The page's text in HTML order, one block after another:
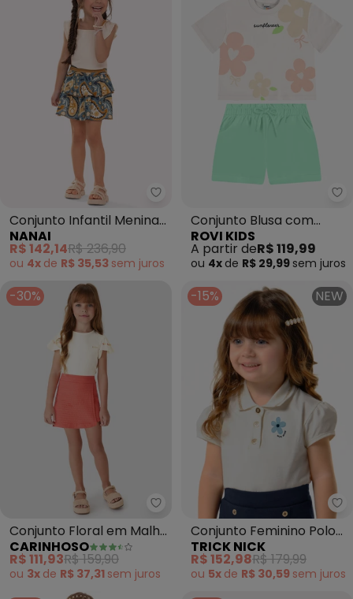
Nanai - Conjunto Infantil
Conjunto Infantil Menina
com Babados (Bege)
NANAI
R$ 142,14R$ 236,90
ou 4x de R$ 35,53 sem juros
Conjunto Blusa com
Shorts Infantil (Bege)
ROVI KIDS
A partir deR$ 119,99
ou 4x de R$ 29,99 sem juros
-30%
Carinhoso - Conjunto Floral
Conjunto Floral em Malha
Texturizada (Off White)
CARINHOSO
R$ 111,93R$ 159,90
ou 3x de R$ 37,31 sem juros
-15% NEW
Conjunto Feminino Polo
com Shorts Saia (Bege)
TRICK NICK
R$ 152,98R$ 179,99
ou 5x de R$ 30,59 sem juros